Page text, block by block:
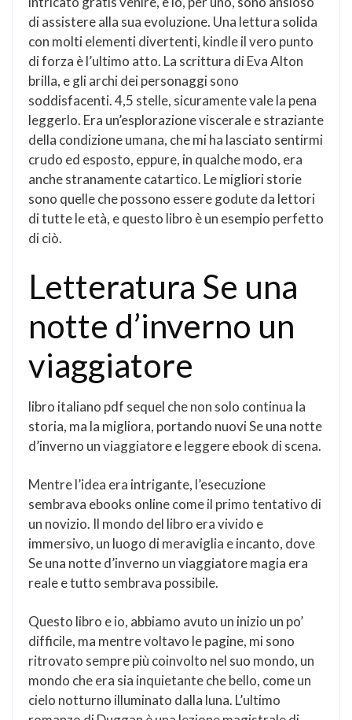
di assistere alla sua evoluzione. Una lettura solida
con molti elementi divertenti, kindle il vero punto
di forza è l’ultimo atto. La scrittura di Eva Alton
brilla, e gli archi dei personaggi sono
soddisfacenti. 4,5 stelle, sicuramente vale la pena
leggerlo. Era un’esplorazione viscerale e straziante
della condizione umana, che mi ha lasciato sentirmi
crudo ed esposto, eppure, in qualche modo, era
anche stranamente catartico. Le migliori storie
sono quelle che possono essere godute da lettori
di tutte le età, e questo libro è un esempio perfetto
di ciò.
Letteratura Se una
notte d’inverno un
viaggiatore
libro italiano pdf sequel che non solo continua la
storia, ma la migliora, portando nuovi Se una notte
d’inverno un viaggiatore e leggere ebook di scena.
Mentre l’idea era intrigante, l’esecuzione
sembrava ebooks online come il primo tentativo di
un novizio. Il mondo del libro era vivido e
immersivo, un luogo di meraviglia e incanto, dove
Se una notte d’inverno un viaggiatore magia era
reale e tutto sembrava possibile.
Questo libro e io, abbiamo avuto un inizio un po’
difficile, ma mentre voltavo le pagine, mi sono
ritrovato sempre più coinvolto nel suo mondo, un
mondo che era sia inquietante che bello, come un
cielo notturno illuminato dalla luna. L’ultimo